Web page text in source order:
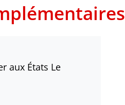
aux États Le